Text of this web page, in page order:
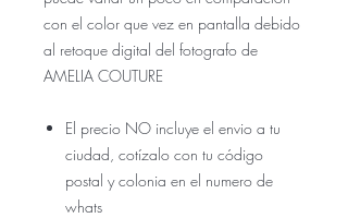
con el color que vez en pantalla debido
al retoque digital del fotografo de
AMELIA COUTURE
El precio NO incluye el envio a tu
ciudad, cotízalo con tu código
postal y colonia en el numero de
whats